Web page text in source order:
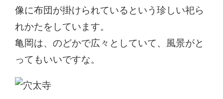
像に布団が掛けられているという珍しい祀ら
れかたをしています。
亀岡は、のどかで広々としていて、風景がと
ってもいいですな。